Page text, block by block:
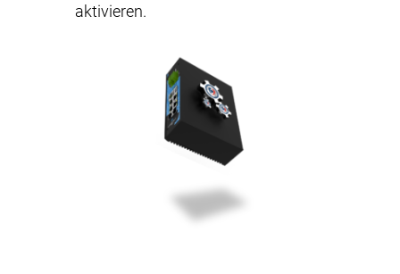
aktivieren.